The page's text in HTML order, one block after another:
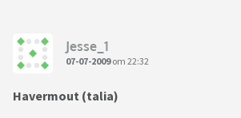
Jesse_1
07-07-2009om 22:32
Havermout (talia)